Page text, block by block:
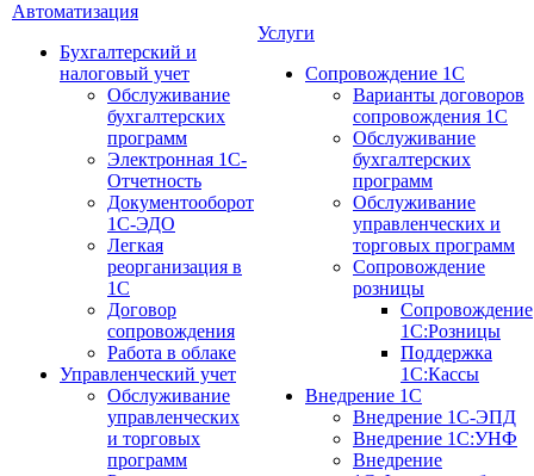
Автоматизация
Бухгалтерский и
налоговый учет
Обслуживание
бухгалтерских
программ
Электронная 1С-
Отчетность
Документооборот
1С-ЭДО
Легкая
реорганизация в
1С
Договор
сопровождения
Работа в облаке
Управленческий учет
Обслуживание
управленческих
и торговых
программ
Услуги
Сопровождение 1С
Варианты договоров
сопровождения 1С
Обслуживание
бухгалтерских
программ
Обслуживание
управленческих и
торговых программ
Сопровождение
розницы
Сопровождение
1С:Розницы
Поддержка
1С:Кассы
Внедрение 1С
Внедрение 1С-ЭПД
Внедрение 1С:УНФ
Внедрение